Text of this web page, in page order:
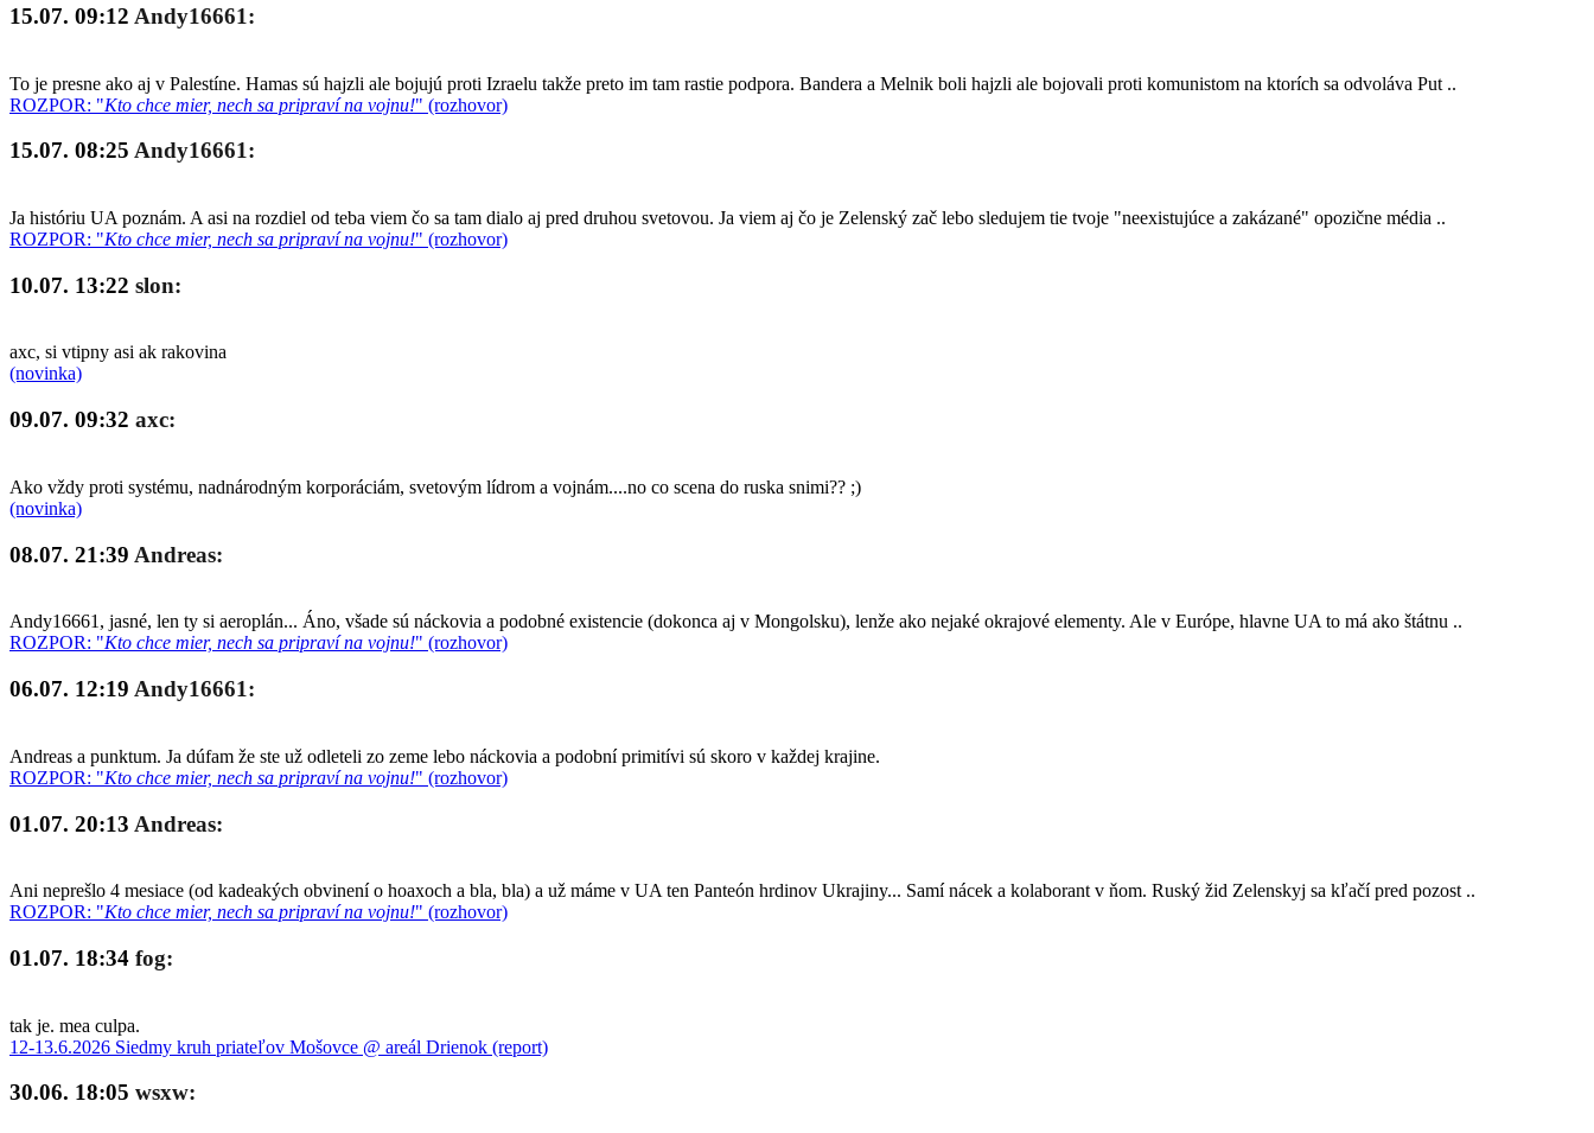
15.07. 09:12 Andy16661:
To je presne ako aj v Palestíne. Hamas sú hajzli ale bojujú proti Izraelu takže preto im tam rastie podpora. Bandera a Melnik boli hajzli ale bojovali proti komunistom na ktorích sa odvoláva Put ..
ROZPOR: "Kto chce mier, nech sa pripraví na vojnu!" (rozhovor)
15.07. 08:25 Andy16661:
Ja históriu UA poznám. A asi na rozdiel od teba viem čo sa tam dialo aj pred druhou svetovou. Ja viem aj čo je Zelenský zač lebo sledujem tie tvoje "neexistujúce a zakázané" opozične média ..
ROZPOR: "Kto chce mier, nech sa pripraví na vojnu!" (rozhovor)
10.07. 13:22 slon:
axc, si vtipny asi ak rakovina
(novinka)
09.07. 09:32 axc:
Ako vždy proti systému, nadnárodným korporáciám, svetovým lídrom a vojnám....no co scena do ruska snimi?? ;)
(novinka)
08.07. 21:39 Andreas:
Andy16661, jasné, len ty si aeroplán... Áno, všade sú náckovia a podobné existencie (dokonca aj v Mongolsku), lenže ako nejaké okrajové elementy. Ale v Európe, hlavne UA to má ako štátnu ..
ROZPOR: "Kto chce mier, nech sa pripraví na vojnu!" (rozhovor)
06.07. 12:19 Andy16661:
Andreas a punktum. Ja dúfam že ste už odleteli zo zeme lebo náckovia a podobní primitívi sú skoro v každej krajine.
ROZPOR: "Kto chce mier, nech sa pripraví na vojnu!" (rozhovor)
01.07. 20:13 Andreas:
Ani neprešlo 4 mesiace (od kadeakých obvinení o hoaxoch a bla, bla) a už máme v UA ten Panteón hrdinov Ukrajiny... Samí nácek a kolaborant v ňom. Ruský žid Zelenskyj sa kľačí pred pozost ..
ROZPOR: "Kto chce mier, nech sa pripraví na vojnu!" (rozhovor)
01.07. 18:34 fog:
tak je. mea culpa.
12-13.6.2026 Siedmy kruh priateľov Mošovce @ areál Drienok (report)
30.06. 18:05 wsxw: